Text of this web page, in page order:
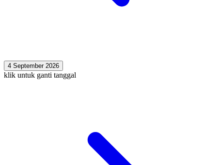
4 September 2026
klik untuk ganti tanggal